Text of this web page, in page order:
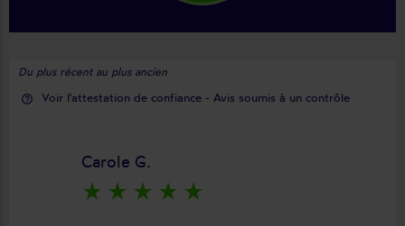
Du plus récent au plus ancien
help_outline Voir l'attestation de confiance - Avis soumis à un contrôle
Carole G.
star_rate star_rate star_rate star_rate star_rate